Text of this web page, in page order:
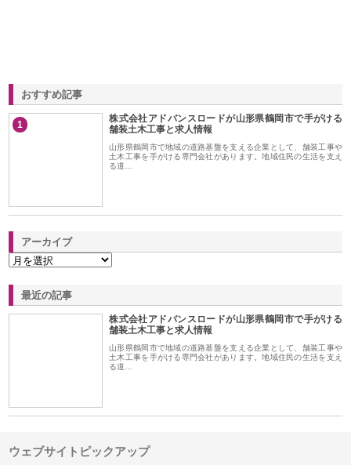
おすすめ記事
1
株式会社アドバンスロードが山形県鶴岡市で手がける
舗装土木工事と求人情報
山形県鶴岡市で地域の道路基盤を支える企業として、舗装工事や
土木工事を手がける専門会社があります。地域住民の生活を支え
る道…
アーカイブ
最近の記事
株式会社アドバンスロードが山形県鶴岡市で手がける
舗装土木工事と求人情報
山形県鶴岡市で地域の道路基盤を支える企業として、舗装工事や
土木工事を手がける専門会社があります。地域住民の生活を支え
る道…
ウェブサイトピックアップ